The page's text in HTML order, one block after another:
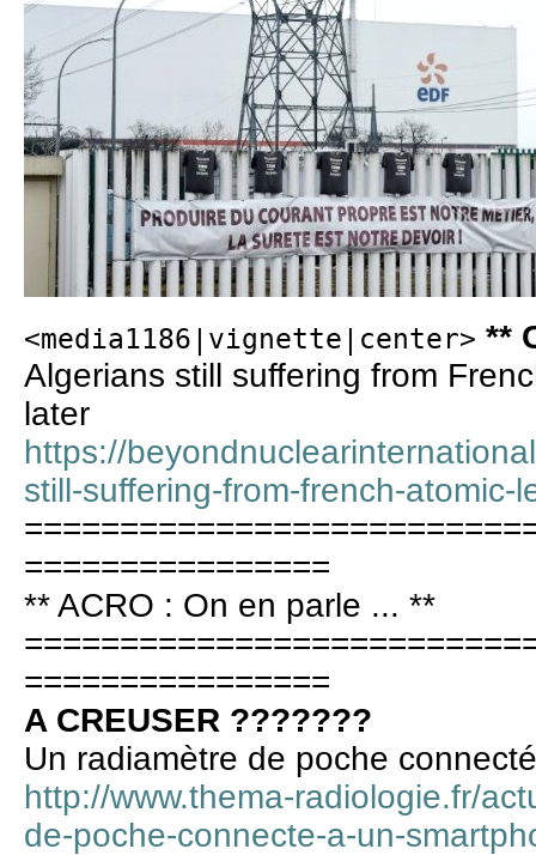
<media1186|vignette|center> **
Algerians still suffering from
later
https://
still-suffering-from-french-atomic-
================
** ACRO : On en parle ... **
================
A CREUSER ???????
Un radiamètre de poche
http://www.thema-radiologie.fr/
de-poche-connecte-a-un-